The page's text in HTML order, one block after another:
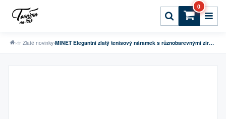
0
›☆ Zlaté novinky› MINET Elegantní zlatý tenisový náramek s různobarevnými zirkony Au 585/1000 1,90g